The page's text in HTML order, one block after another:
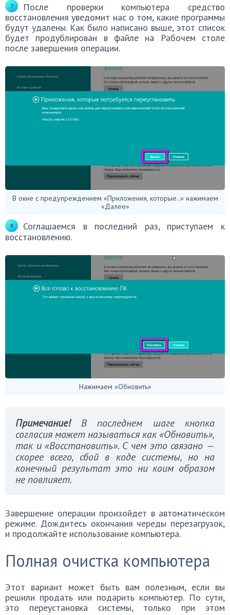
После проверки компьютера средство
восстановления уведомит нас о том, какие программы
будут удалены. Как было написано выше, этот список
будет продублирован в файле на Рабочем столе
после завершения операции.
В окне с предупреждением «Приложения, которые..» нажимаем
«Далее»
Соглашаемся в последний раз, приступаем к
восстановлению.
Нажимаем «Обновить»
Примечание!В последнем шаге кнопка
согласия может называться как «Обновить»,
так и «Восстановить». С чем это связано —
скорее всего, сбой в коде системы, но на
конечный результат это ни коим образом
не повлияет.
Завершение операции произойдет в автоматическом
режиме. Дождитесь окончания череды перезагрузок,
и продолжайте использование компьютера.
Полная очистка компьютера
Этот вариант может быть вам полезным, если вы
решили продать или подарить компьютер. По сути,
это переустановка системы, только при этом